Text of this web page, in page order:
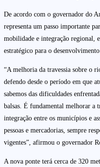
De acordo com o governador do
representa um passo importante
mobilidade e integração regional,
estratégico para o
“A melhoria da travessia sobre o
defendo desde o período em que
sabemos das dificuldades
balsas. É fundamental melhorar a
integração entre os municípios e
pessoas e mercadorias, sempre
vigentes”, afirmou o governador
A nova ponte terá cerca de 320